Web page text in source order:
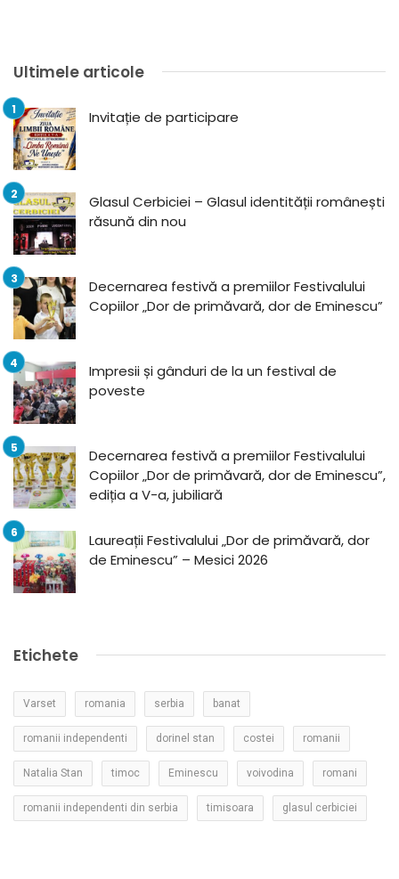
Ultimele articole
Invitație de participare
Glasul Cerbiciei – Glasul identității românești
răsună din nou
Decernarea festivă a premiilor Festivalului
Copiilor „Dor de primăvară, dor de Eminescu”
Impresii și gânduri de la un festival de
poveste
Decernarea festivă a premiilor Festivalului
Copiilor „Dor de primăvară, dor de Eminescu”,
ediția a V-a, jubiliară
Laureații Festivalului „Dor de primăvară, dor
de Eminescu” – Mesici 2026
Etichete
Varset romania serbia banat
romanii independenti dorinel stan costei romanii
Natalia Stan timoc Eminescu voivodina romani
romanii independenti din serbia timisoara glasul cerbiciei